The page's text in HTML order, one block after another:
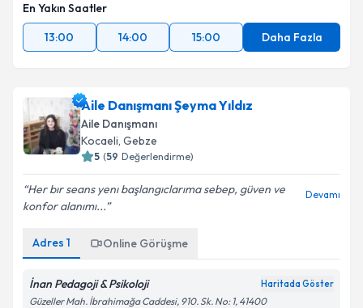
En Yakın Saatler
13:00
14:00 15:00 Daha Fazla
Aile Danışmanı Şeyma Yıldız
Aile Danışmanı
Kocaeli, Gebze
5 (59 Değerlendirme)
Her bır seans yenı başlangıclarıma sebep, güven ve
konfor alanımı...
Devamı
Adres 1 Online Görüşme
İnan Pedagoji & Psikoloji Haritada Göster
Güzeller Mah. İbrahimağa Caddesi, 910. Sk. No: 1, 41400